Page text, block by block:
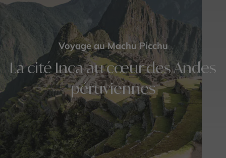
Voyage au Machu Picchu
La cité Inca au cœur des Andes
péruviennes